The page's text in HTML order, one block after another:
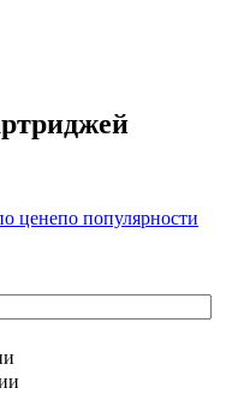
ценепо популярности